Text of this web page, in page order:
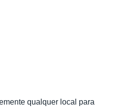
qualquer local para